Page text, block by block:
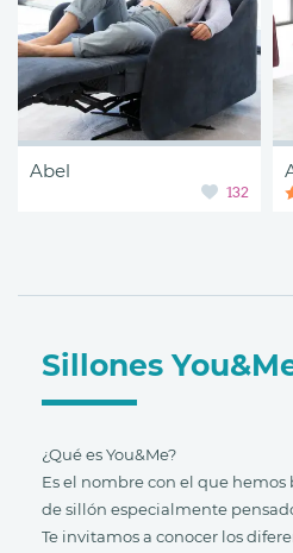
Sillones
¿Qué es You&Me?
Es el nombre con el que
de sillón especialmente
Te invitamos a conocer los
Abel
132